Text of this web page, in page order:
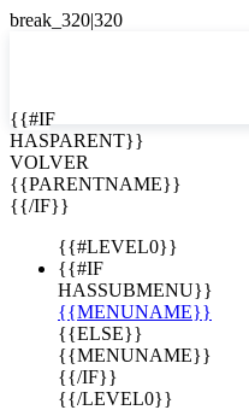

EN
ES
{{#IF
HASPARENT}}
VOLVER
{{PARENTNAME}}
{{/IF}}
{{#LEVEL0}}
{{#IF
HASSUBMENU}}
{{MENUNAME}}
{{ELSE}}
{{MENUNAME}}
{{/IF}}
{{/LEVEL0}}
lujo en
del Sol